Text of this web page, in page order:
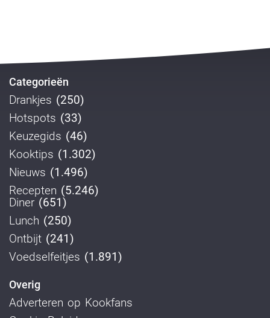
Categorieën
Drankjes (250)
Hotspots (33)
Keuzegids (46)
Kooktips (1.302)
Nieuws (1.496)
Recepten (5.246)
Diner (651)
Lunch (250)
Ontbijt (241)
Voedselfeitjes (1.891)
Overig
Adverteren op Kookfans